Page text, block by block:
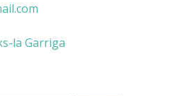
la Garriga